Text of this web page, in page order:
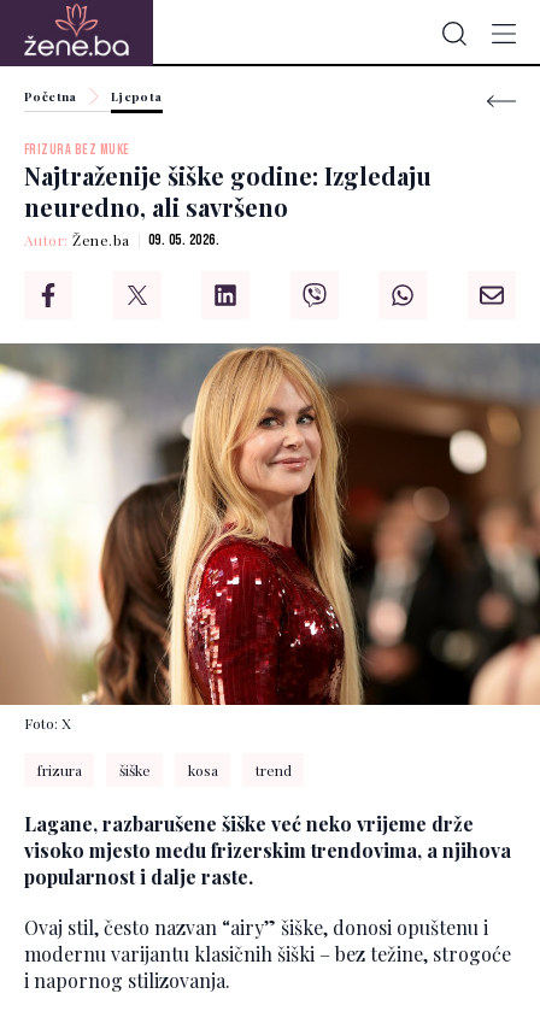
Početna Ljepota
FRIZURA BEZ MUKE
Najtraženije šiške godine: Izgledaju
neuredno, ali savršeno
Autor:Žene.ba 09. 05. 2026.
Foto: X
frizura šiške kosa trend
Lagane, razbarušene šiške već neko vrijeme drže
visoko mjesto među frizerskim trendovima, a njihova
popularnost i dalje raste.
Ovaj stil, često nazvan “airy” šiške, donosi opuštenu i
modernu varijantu klasičnih šiški – bez težine, strogoće
i napornog stilizovanja.